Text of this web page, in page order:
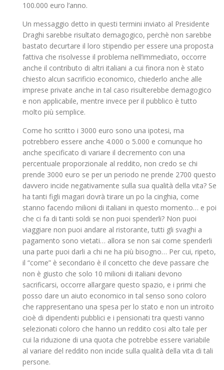
100.000 euro l’anno.
Un messaggio detto in questi termini inviato al Presidente
Draghi sarebbe risultato demagogico, perchè non sarebbe
bastato decurtare il loro stipendio per essere una proposta
fattiva che risolvesse il problema nell’immediato, occorre
anche il contributo di altri italiani a cui finora non è stato
chiesto alcun sacrificio economico, chiederlo anche alle
imprese private anche in tal caso risulterebbe demagogico
e non applicabile, mentre invece per il pubblico è tutto
molto più semplice.
Come ho scritto i 3000 euro sono una ipotesi, ma
potrebbero essere anche 4.000 o 5.000 e comunque ho
anche specificato di variare il decremento con una
percentuale proporzionale al reddito, non credo se chi
prende 3000 euro se per un periodo ne prende 2700 questo
davvero incide negativamente sulla sua qualità della vita? Se
ha tanti figli magari dovrà tirare un po la cinghia, come
stanno facendo milioni di italiani in questo momento… e poi
che ci fa di tanti soldi se non puoi spenderli? Non puoi
viaggiare non puoi andare al ristorante, tutti gli svaghi a
pagamento sono vietati… allora se non sai come spenderli
una parte puoi darli a chi ne ha più bisogno… Per cui, ripeto,
il “come” è secondario è il concetto che deve passare che
non è giusto che solo 10 milioni di italiani devono
sacrificarsi, occorre allargare questo spazio, e i primi che
posso dare un aiuto economico in tal senso sono coloro
che rappresentano una spesa per lo stato e non un introito
cioè di dipendenti pubblici e i pensionati tra questi vanno
selezionati coloro che hanno un reddito cosi alto tale per
cui la riduzione di una quota che potrebbe essere variabile
al variare del reddito non incide sulla qualità della vita di tali
persone.